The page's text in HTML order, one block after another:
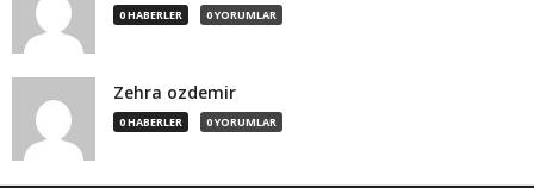
0 HABERLER 0 YORUMLAR
Zehra ozdemir
0 HABERLER 0 YORUMLAR